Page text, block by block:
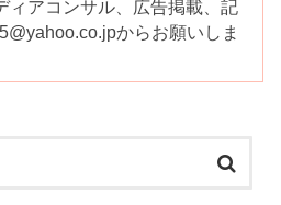
ィアコンサル、広告掲載、記
からお願いしま